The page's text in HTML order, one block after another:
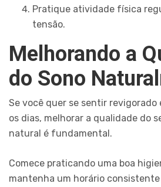
Pratique atividade física
tensão.
Melhorando a
do Sono
Se você quer se sentir
os dias, melhorar a qualidade do
natural é fundamental.
Comece praticando uma boa
mantenha um horário